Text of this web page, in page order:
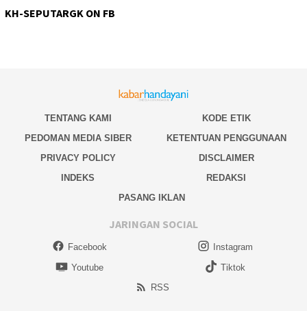
KH-SEPUTARGK ON FB
TENTANG KAMI
KODE ETIK
PEDOMAN MEDIA SIBER
KETENTUAN PENGGUNAAN
PRIVACY POLICY
DISCLAIMER
INDEKS
REDAKSI
PASANG IKLAN
JARINGAN SOCIAL
Facebook
Instagram
Youtube
Tiktok
RSS